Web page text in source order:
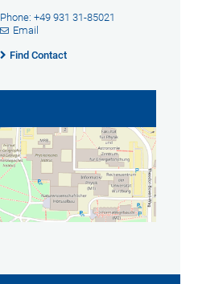
Phone: +49 931 31-85021
Email
Find Contact